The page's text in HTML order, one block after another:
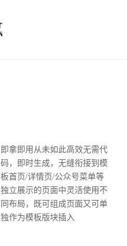
即拿即用​从未如此高效无需代
码，即时生成，无缝衔接到模
板首页/详情页/公众号菜单等
独立展示的页面中灵活使用不
同布局，既可组成页面又可单
独作为模板版块插入